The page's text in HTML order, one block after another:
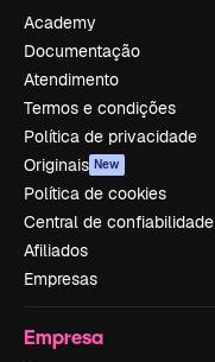
Academy
Documentação
Atendimento
Termos e condições
Política de privacidade
Originais New
Política de cookies
Central de confiabilidade
Afiliados
Empresas
Empresa